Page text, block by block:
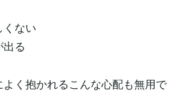
くない
る
よく抱かれるこんな心配も無用で